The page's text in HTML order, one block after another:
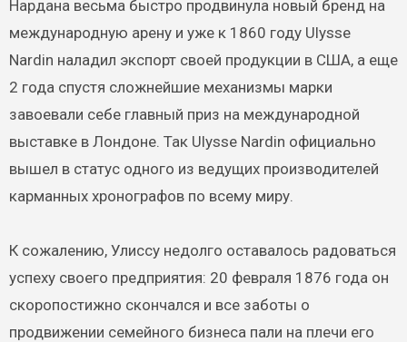
Нардана весьма быстро продвинула новый бренд на
международную арену и уже к 1860 году Ulysse
Nardin наладил экспорт своей продукции в США, а еще
2 года спустя сложнейшие механизмы марки
завоевали себе главный приз на международной
выставке в Лондоне. Так Ulysse Nardin официально
вышел в статус одного из ведущих производителей
карманных хронографов по всему миру.
К сожалению, Улиссу недолго оставалось радоваться
успеху своего предприятия: 20 февраля 1876 года он
скоропостижно скончался и все заботы о
продвижении семейного бизнеса пали на плечи его